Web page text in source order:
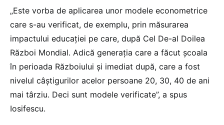
„Este vorba de aplicarea unor modele econometrice
care s-au verificat, de exemplu, prin măsurarea
impactului educației pe care, după Cel De-al Doilea
Război Mondial. Adică generația care a făcut școala
în perioada Războiului și imediat după, care a fost
nivelul câștigurilor acelor persoane 20, 30, 40 de ani
mai târziu. Deci sunt modele verificate”, a spus
Iosifescu.